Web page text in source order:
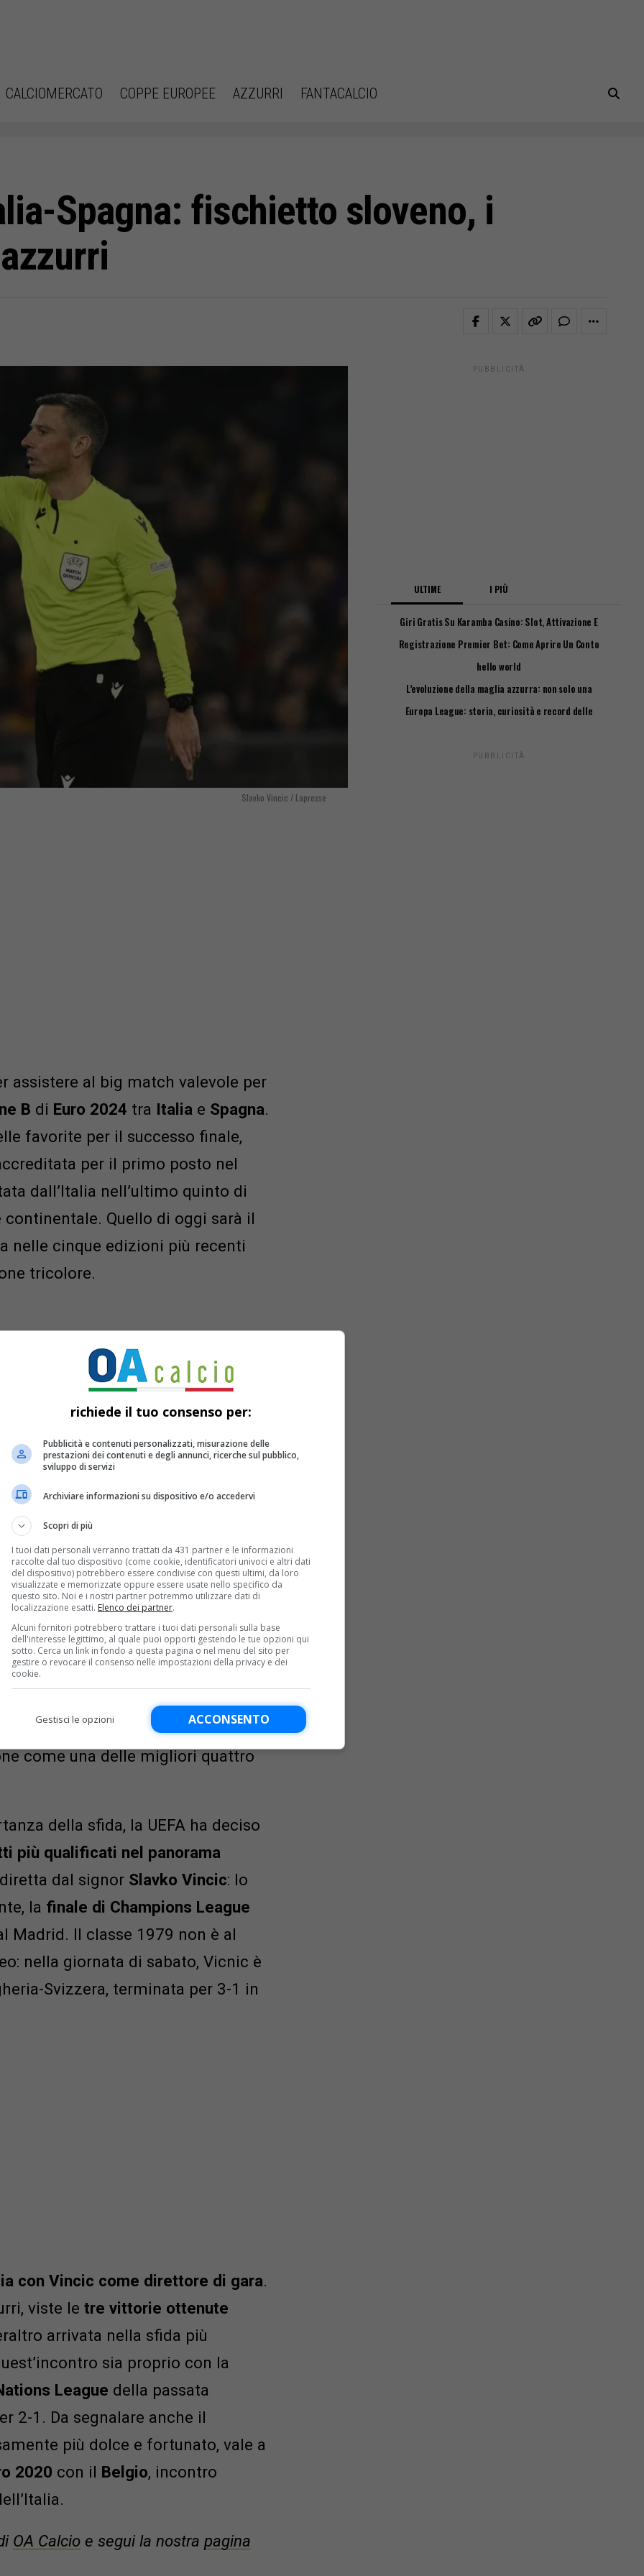
CALCIOMERCATO COPPE EUROPEE AZZURRI FANTACALCIO
Spagna: fischietto sloveno, i
Slavko Vincic / Lapresse
assistere al big match valevole per
B di Euro 2024 tra Italia e Spagna.
favorite per il successo finale,
per il primo posto nel
dall’Italia nell’ultimo quinto di
Quello di oggi sarà il
nelle cinque edizioni più recenti
tricolore.
odierno forte del successo
per2-1. Dopo un avvio shock che
a segno con Bajrami dopo
ha ribaltato il risultato con
tre punti d’oro in ottica
dire che l’Italia ha in
un pareggio dovrebbe mettere al
considerando anche la
come una delle migliori quattro
della sfida, la UEFA ha deciso
più qualificati nel panorama
dal signor Slavko Vincic: lo
la finale di Champions League
Madrid. Il classe 1979 non è al
nella giornata di sabato, Vicnic è
Svizzera, terminata per 3-1 in
con Vincic come direttore di gara.
viste le tre vittorie ottenute
arrivata nella sfida più
sia proprio con la
League della passata
2-1. Da segnalare anche il
più dolce e fortunato, vale a
2020 con il Belgio, incontro
OA Calcio e segui la nostra pagina
PUBBLICITÀ
ULTIME I PIÙ
Giri Gratis Su Karamba Casino: Slot, Attivazione E
Registrazione Premier Bet: Come Aprire Un Conto
hello world
L’evoluzione della maglia azzurra: non solo una
Europa League: storia, curiosità e record delle
PUBBLICITÀ
richiede il tuo consenso per:
Pubblicità e contenuti personalizzati, misurazione delle
prestazioni dei contenuti e degli annunci, ricerche sul pubblico,
sviluppo di servizi
Archiviare informazioni su dispositivo e/o accedervi
Scopri di più
I tuoi dati personali verranno trattati da 431 partner e le informazioni
raccolte dal tuo dispositivo (come cookie, identificatori univoci e altri dati
del dispositivo) potrebbero essere condivise con questi ultimi, da loro
visualizzate e memorizzate oppure essere usate nello specifico da
questo sito. Noi e i nostri partner potremmo utilizzare dati di
localizzazione esatti. Elenco dei partner.
Alcuni fornitori potrebbero trattare i tuoi dati personali sulla base
dell'interesse legittimo, al quale puoi opporti gestendo le tue opzioni qui
sotto. Cerca un link in fondo a questa pagina o nel menu del sito per
gestire o revocare il consenso nelle impostazioni della privacy e dei
cookie.
ACCONSENTO
Gestisci le opzioni